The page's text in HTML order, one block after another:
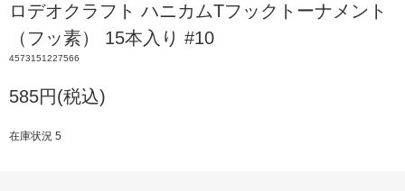
ロデオクラフト ハニカムTフックトーナメント
（フッ素） 15本入り #10
4573151227566
585円(税込)
在庫状況 5